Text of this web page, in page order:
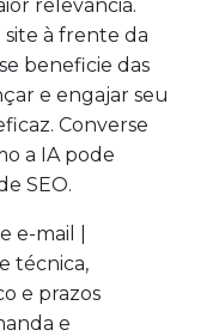
relevância.
à frente da
beneficie das
e engajar seu
Converse
a IA pode
SEO.
e-mail |
técnica,
e prazos
e